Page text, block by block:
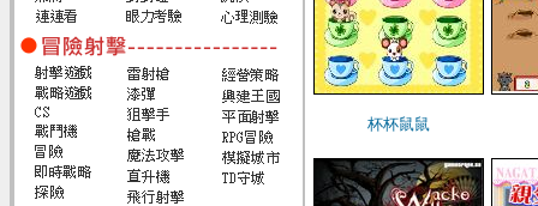
杯杯鼠鼠